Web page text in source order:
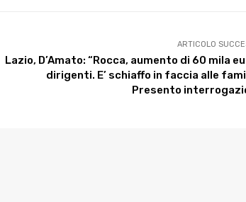
ARTICOLO
Lazio, D’Amato: “Rocca, aumento di 60 mila
dirigenti. E’ schiaffo in faccia alle
Presento